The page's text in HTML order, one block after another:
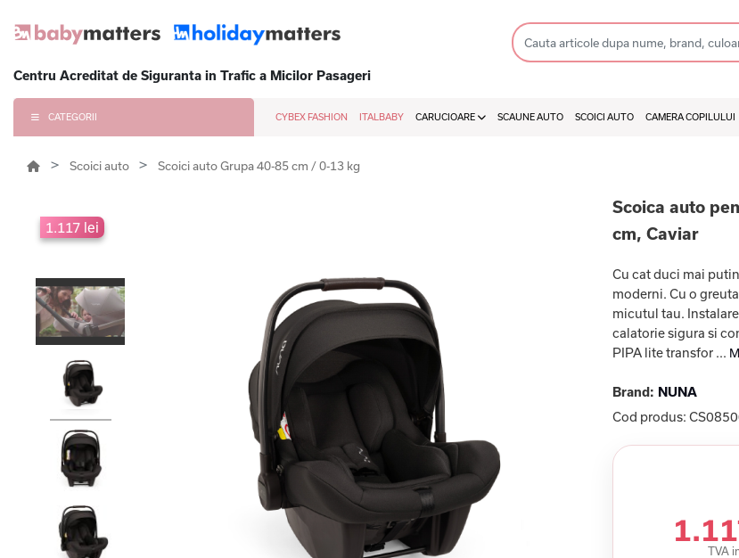
Centru Acreditat de Siguranta in Trafic a Micilor Pasageri
CATEGORII CYBEX FASHION ITALBABY CARUCIOARE SCAUNE AUTO SCOICI AUTO CAMERA COPILULUI
Scoici auto Scoici auto Grupa 40-85 cm / 0-13 kg
1.117 lei
Scoica auto
cm, Caviar
Cu cat duci mai
moderni. Cu o
micutul tau.
calatorie sigura si
PIPA lite transfor ...
Brand: NUNA
Cod produs:
TVA